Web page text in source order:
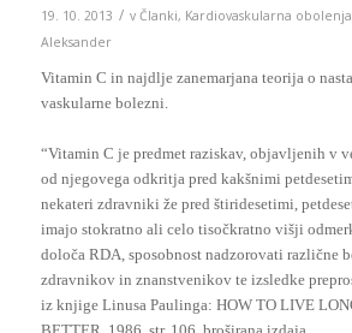
19. 10. 2013 / v Članki, Kardiovaskularna obolenja
Aleksander
Vitamin C in najdlje zanemarjana teorija o
vaskularne bolezni.
“Vitamin C je predmet raziskav, objavljenih v
od njegovega odkritja pred kakšnimi
nekateri zdravniki že pred štiridesetimi,
imajo stokratno ali celo tisočkratno višji
določa RDA, sposobnost nadzorovati različne
zdravnikov in znanstvenikov te izsledke
iz knjige Linusa Paulinga: HOW TO LIVE